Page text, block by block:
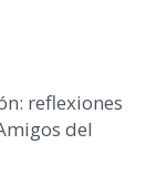
reflexiones
del